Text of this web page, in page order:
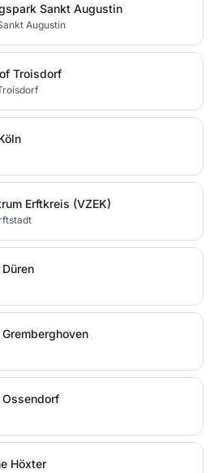
Sankt Augustin
Augustin
Troisdorf
Erftkreis (VZEK)
Höxter